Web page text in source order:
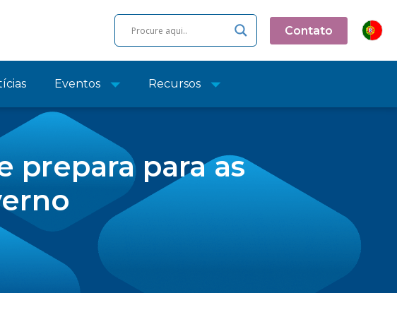
Contato
Eventos Recursos
prepara para as